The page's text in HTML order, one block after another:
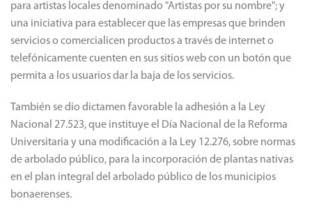
para artistas locales denominado "Artistas por su nombre"; y
una iniciativa para establecer que las empresas que brinden
servicios o comercialicen productos a través de internet o
telefónicamente cuenten en sus sitios web con un botón que
permita a los usuarios dar la baja de los servicios.
También se dio dictamen favorable la adhesión a la Ley
Nacional 27.523, que instituye el Día Nacional de la Reforma
Universitaria y una modificación a la Ley 12.276, sobre normas
de arbolado público, para la incorporación de plantas nativas
en el plan integral del arbolado público de los municipios
bonaerenses.